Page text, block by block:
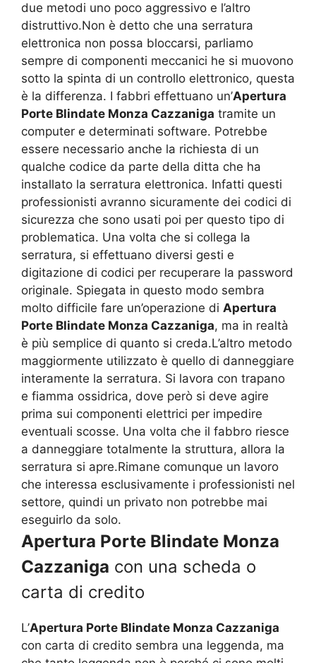
due metodi uno poco aggressivo e l’altro
distruttivo.Non è detto che una serratura
elettronica non possa bloccarsi, parliamo
sempre di componenti meccanici he si muovono
sotto la spinta di un controllo elettronico, questa
è la differenza. I fabbri effettuano un’Apertura
Porte Blindate Monza Cazzaniga tramite un
computer e determinati software. Potrebbe
essere necessario anche la richiesta di un
qualche codice da parte della ditta che ha
installato la serratura elettronica. Infatti questi
professionisti avranno sicuramente dei codici di
sicurezza che sono usati poi per questo tipo di
problematica. Una volta che si collega la
serratura, si effettuano diversi gesti e
digitazione di codici per recuperare la password
originale. Spiegata in questo modo sembra
molto difficile fare un’operazione di Apertura
Porte Blindate Monza Cazzaniga, ma in realtà
è più semplice di quanto si creda.L’altro metodo
maggiormente utilizzato è quello di danneggiare
interamente la serratura. Si lavora con trapano
e fiamma ossidrica, dove però si deve agire
prima sui componenti elettrici per impedire
eventuali scosse. Una volta che il fabbro riesce
a danneggiare totalmente la struttura, allora la
serratura si apre.Rimane comunque un lavoro
che interessa esclusivamente i professionisti nel
settore, quindi un privato non potrebbe mai
eseguirlo da solo.
Apertura Porte Blindate Monza
Cazzaniga con una scheda o
carta di credito
L’Apertura Porte Blindate Monza Cazzaniga
con carta di credito sembra una leggenda, ma